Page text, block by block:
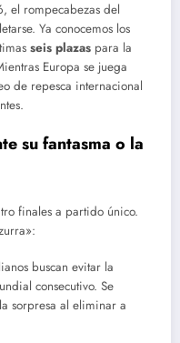
el rompecabezas del
Ya conocemos los
seis plazas para la
Europa se juega
de repesca internacional
su fantasma o la
finales a partido único.
buscan evitar la
consecutivo. Se
sorpresa al eliminar a